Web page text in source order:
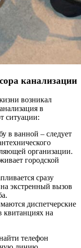
канализации
возникал
в
ситуации:
в ванной – следует
организации.
городской
сразу
экстренный вызов
диспетчерские
квитанциях на
телефон